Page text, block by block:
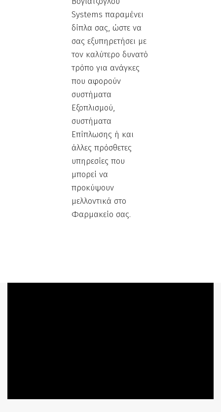
Systems παραμένει
δίπλα σας, ώστε να
σας εξυπηρετήσει με
τον καλύτερο δυνατό
τρόπο για ανάγκες
που αφορούν
συστήματα
Εξοπλισμού,
συστήματα
Επίπλωσης ή και
άλλες πρόσθετες
υπηρεσίες που
μπορεί να
προκύψουν
μελλοντικά στο
Φαρμακείο σας.